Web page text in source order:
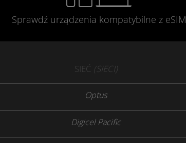
Sprawdź urządzenia kompatybilne z eSIM
SIEĆ (SIECI)
Optus
Digicel Pacific